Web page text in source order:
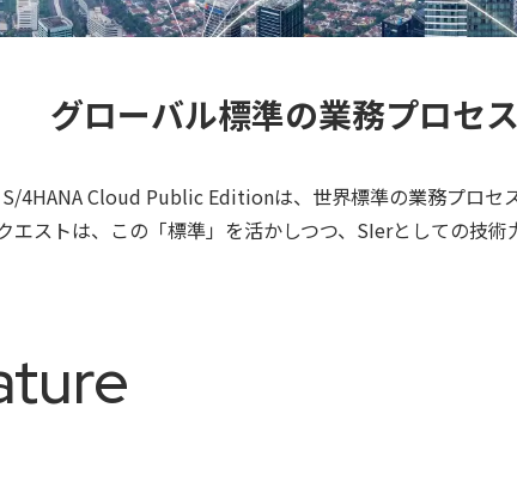
グローバル標準の業務プロセ
S/4HANA Cloud Public Editionは、世界標準の業務プロセ
エストは、この「標準」を活かしつつ、SIerとしての技